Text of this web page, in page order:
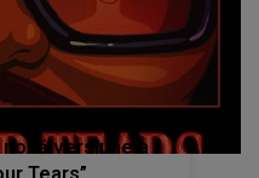
versiune a